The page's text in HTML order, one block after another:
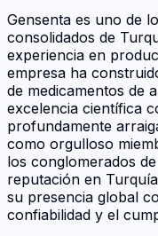
Gensenta es uno de
consolidados de
experiencia en
empresa ha
de medicamentos de
excelencia científica
profundamente
como orgulloso
los conglomerados
reputación en
su presencia global
confiabilidad y el